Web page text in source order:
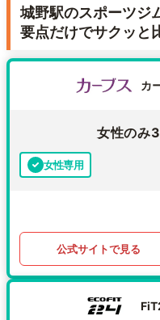
城野駅のスポーツジ
要点だけでサクッと
カ
女性のみ
女性専用
公式サイトで見る